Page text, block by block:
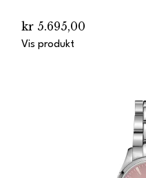
kr 5.695,00
Vis produkt